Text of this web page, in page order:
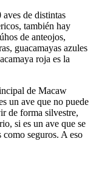
de distintas
también hay
de anteojos,
guacamayas azules
roja es la
de Macaw
un ave que no puede
de forma silvestre,
si es un ave que se
seguros. A eso